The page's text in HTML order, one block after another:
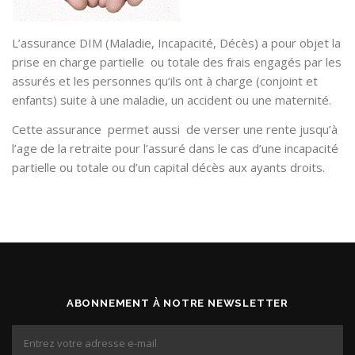
L’assurance DIM (Maladie, Incapacité, Décès) a pour objet la
prise en charge partielle ou totale des frais engagés par les
assurés et les personnes qu‘ils ont à charge (conjoint et
enfants) suite à une maladie, un accident ou une maternité.
Cette assurance permet aussi de verser une rente jusqu’à
l’age de la retraite pour l’assuré dans le cas d’une incapacité
partielle ou totale ou d’un capital décès aux ayants droits.
ABONNEMENT À NOTRE NEWSLETTER